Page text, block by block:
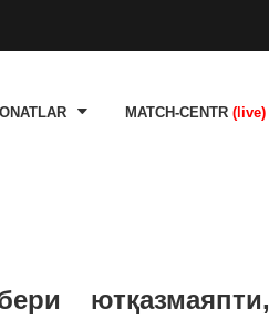
MATCH-CENTR (live)
ютқазмаяпти,